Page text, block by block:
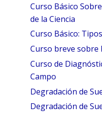
Curso Básico
de la Ciencia
Curso Básico:
Curso breve sobre
Curso de
Campo
Degradación de
Degradación de